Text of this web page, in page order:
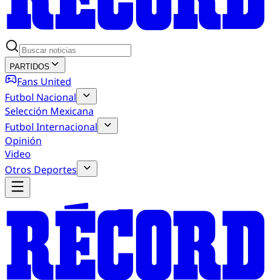
PARTIDOS
Fans United
Futbol Nacional
Selección Mexicana
Futbol Internacional
Opinión
Video
Otros Deportes